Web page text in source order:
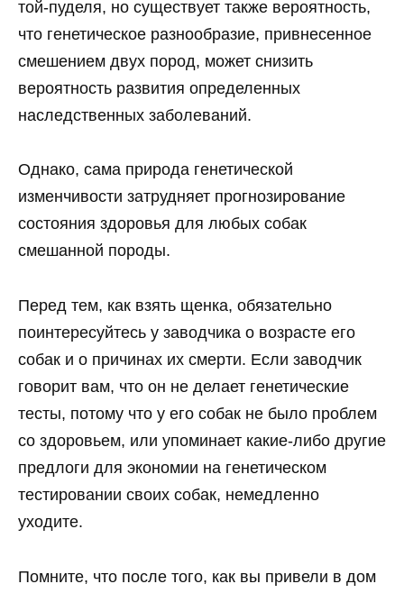
той-пуделя, но существует также вероятность,
что генетическое разнообразие, привнесенное
смешением двух пород, может снизить
вероятность развития определенных
наследственных заболеваний.
Однако, сама природа генетической
изменчивости затрудняет прогнозирование
состояния здоровья для любых собак
смешанной породы.
Перед тем, как взять щенка, обязательно
поинтересуйтесь у заводчика о возрасте его
собак и о причинах их смерти. Если заводчик
говорит вам, что он не делает генетические
тесты, потому что у его собак не было проблем
со здоровьем, или упоминает какие-либо другие
предлоги для экономии на генетическом
тестировании своих собак, немедленно
уходите.
Помните, что после того, как вы привели в дом